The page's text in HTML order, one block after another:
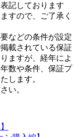
記しております
すので、ご了承く
などの条件が設定
載されている保証
ますが、経年によ
数や条件、保証プ
します。
い。